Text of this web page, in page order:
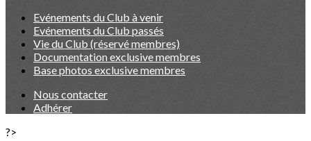
Evénements du Club à venir
Evénements du Club passés
Vie du Club (réservé membres)
Documentation exclusive membres
Base photos exclusive membres
Nous contacter
Adhérer
?>